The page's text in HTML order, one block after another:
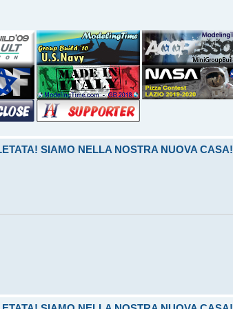
SIAMO NELLA NOSTRA NUOVA CASA!